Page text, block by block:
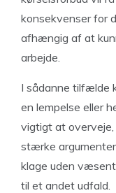
konsekvenser for
afhængig af at
arbejde.
I sådanne tilfælde
en lempelse eller
vigtigt at overveje,
stærke
klage uden
til et andet udfald.